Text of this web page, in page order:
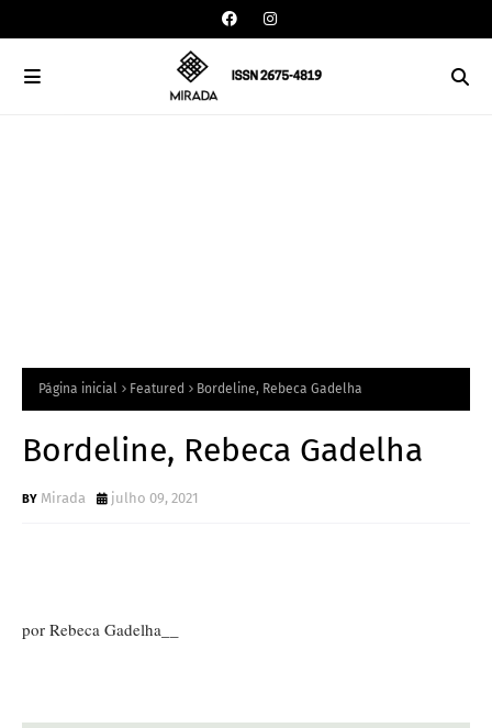
Página inicial Featured Bordeline, Rebeca Gadelha
Bordeline, Rebeca Gadelha
Mirada julho 09, 2021
por Rebeca Gadelha__